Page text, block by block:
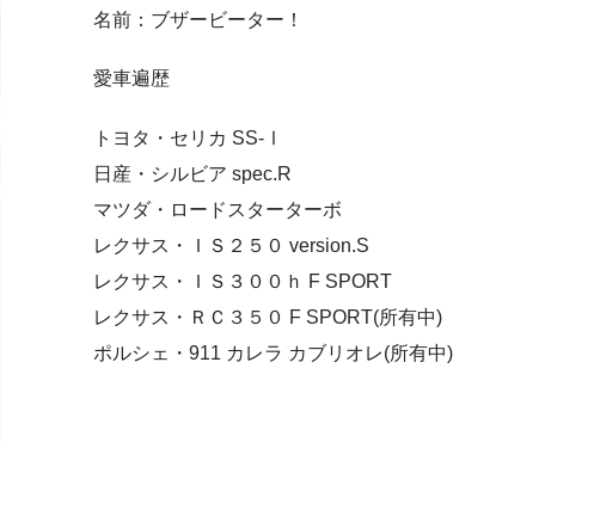
名前：ブザービーター！
愛車遍歴
トヨタ・セリカ SS-Ⅰ
日産・シルビア spec.R
マツダ・ロードスターターボ
レクサス・ＩＳ２５０ version.S
レクサス・ＩＳ３００ｈ F SPORT
レクサス・ＲＣ３５０ F SPORT(所有中)
ポルシェ・911 カレラ カブリオレ(所有中)